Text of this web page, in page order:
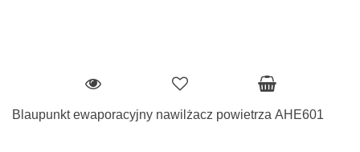
Blaupunkt ewaporacyjny nawilżacz powietrza AHE601